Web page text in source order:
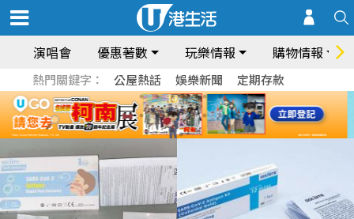
演唱會 優惠著數 玩樂情報 購物情報
熱門關鍵字： 公屋熱話 娛樂新聞 定期存款